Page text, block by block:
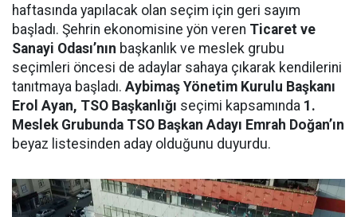
haftasında yapılacak olan seçim için geri sayım
başladı. Şehrin ekonomisine yön veren Ticaret ve
Sanayi Odası’nın başkanlık ve meslek grubu
seçimleri öncesi de adaylar sahaya çıkarak kendilerini
tanıtmaya başladı. Aybimaş Yönetim Kurulu Başkanı
Erol Ayan, TSO Başkanlığı seçimi kapsamında 1.
Meslek Grubunda TSO Başkan Adayı Emrah Doğan’ın
beyaz listesinden aday olduğunu duyurdu.